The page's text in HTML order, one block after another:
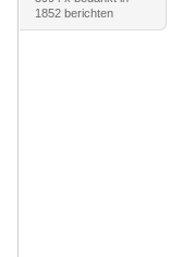
1852 berichten